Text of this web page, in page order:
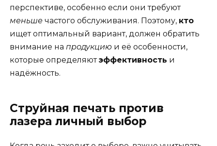
перспективе, особенно если они требуют
меньше частого обслуживания. Поэтому, кто
ищет оптимальный вариант, должен обратить
внимание на продукцию и её особенности,
которые определяютэффективность и
надёжность.
Струйная печать против
лазера личный выбор